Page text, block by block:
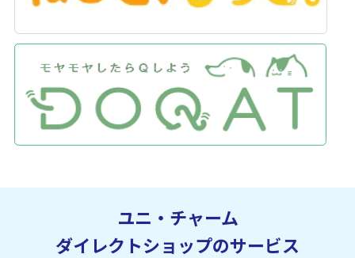
ユニ・チャーム
ダイレクトショップのサービス